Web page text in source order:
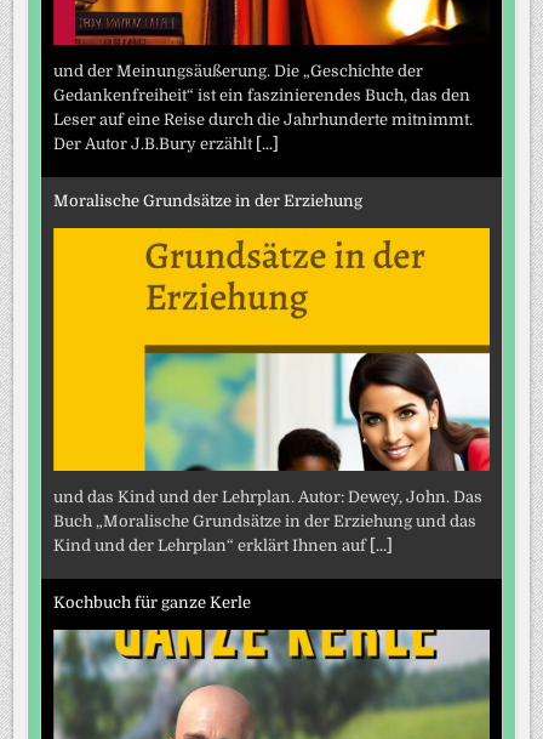
und der Meinungsäußerung. Die „Geschichte der
Gedankenfreiheit“ ist ein faszinierendes Buch, das den
Leser auf eine Reise durch die Jahrhunderte mitnimmt.
Der Autor J.B.Bury erzählt [...]
Moralische Grundsätze in der Erziehung
und das Kind und der Lehrplan. Autor: Dewey, John. Das
Buch „Moralische Grundsätze in der Erziehung und das
Kind und der Lehrplan“ erklärt Ihnen auf [...]
Kochbuch für ganze Kerle